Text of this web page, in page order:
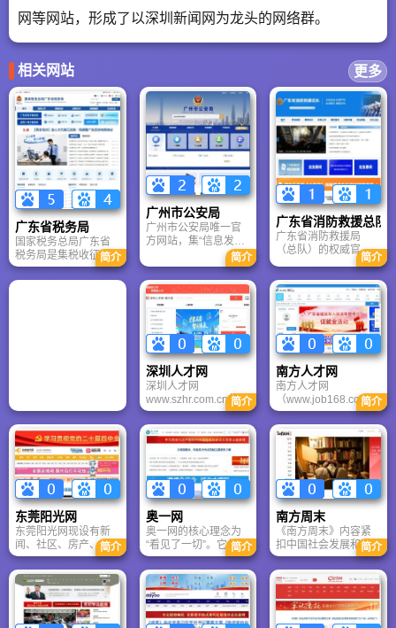
网等网站，形成了以深圳新闻网为龙头的网络群。
相关网站 更多
广东省税务局
国家税务总局广东省
税务局是集税收征
管、服务、执法于一
体的现代化省级税务
简介
广州市公安局
广州市公安局唯一官
方网站，集“信息发布
+ 在线办事 + 警民沟
通 + 监督举报”于一
体。无论是办理身份
证、查违章、申请出
入境，还是了解最新
交规、举报犯罪线
索，这里都是最权
威、最安全、最便捷
的官方入口。
简介
广东省消防救援总队
广东省消防救援局
（总队）的权威官
网，既是政府信息公
开平台，也是公众获
取消防服务、学习安
全知识、参与社会共
治的重要窗口。无论
是企业办理消防审
批，还是市民了解防
火常识，都可通过该
网站获得可靠信息。
简介
深圳人才网
深圳人才网
www.szhr.com.cn作为
深圳市人才交流服务
中心有限公司的门户
网站，于2009年正式
更名为深圳市人才交
流服务中心有限公
司。深圳市人才交流
服务中心有限公司各
项业务得到了快速的
发展，逐渐发展成为
集现场招聘、网络招
聘、人才信息服务、
人事代理、人才派
遣、人才征信、大学
生就业服务、承办人
才高交会和人才文博
会、举办毕业生就业
简介
南方人才网
南方人才网
（www.job168.com）
是中国最大、最专业
的区域性人才市场--中
国南方人才市场旗下
唯一的人力资源专业
网站。南方人才网以
用户为中心，以市场
为导向，以创新为动
力，率先获得了国际
ISO9002质量体系认
证，以良好的商业模
式在经济发达地区立
脚，开创了人才网站
树质量品牌的先河。
简介
东莞阳光网
东莞阳光网现设有新
闻、社区、房产、旅
游、生活、丽人、交
友、娱乐、摄影、视
频、供求、广播、电
视、主持、魅力东莞
等20多个专业频道。
东莞阳光网共享东莞
简介
奥一网
奥一网的核心理念为
“看见了一切”。它包含
多种诉求：有丰富的
资讯，能够看到一
切；采集与传播速度
快，新闻原生性、自
然性强，可看到正在
发生的一切；不仅仅
简介
南方周末
《南方周末》内容紧
扣中国社会发展和国
际时局的热点和关键
点，完整、真实的记
录中国社会迈向未来
的脉络、趋势和图
景。根据专业品牌机
构评估，“南方周末”的
简介